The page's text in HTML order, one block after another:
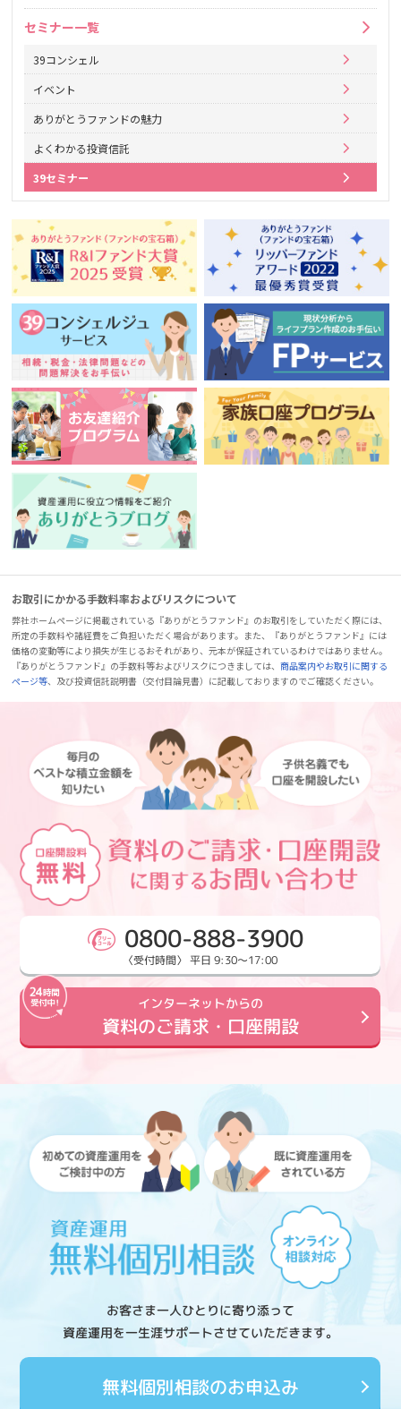
セミナー一覧
39コンシェル
イベント
ありがとうファンドの魅力
よくわかる投資信託
39セミナー
お取引にかかる手数料率およびリスクについて
弊社ホームページに掲載されている『ありがとうファンド』のお取引をしていただく際には、
所定の手数料や諸経費をご負担いただく場合があります。また、『ありがとうファンド』には
価格の変動等により損失が生じるおそれがあり、元本が保証されているわけではありません。
『ありがとうファンド』の手数料等およびリスクにつきましては、商品案内やお取引に関する
ページ等、及び投資信託説明書（交付目論見書）に記載しておりますのでご確認ください。
0800-888-3900
〈受付時間〉 平日 9:30～17:00
インターネットからの
資料のご請求・口座開設
お客さま一人ひとりに寄り添って
資産運用を一生涯サポートさせていただきます。
無料個別相談のお申込み